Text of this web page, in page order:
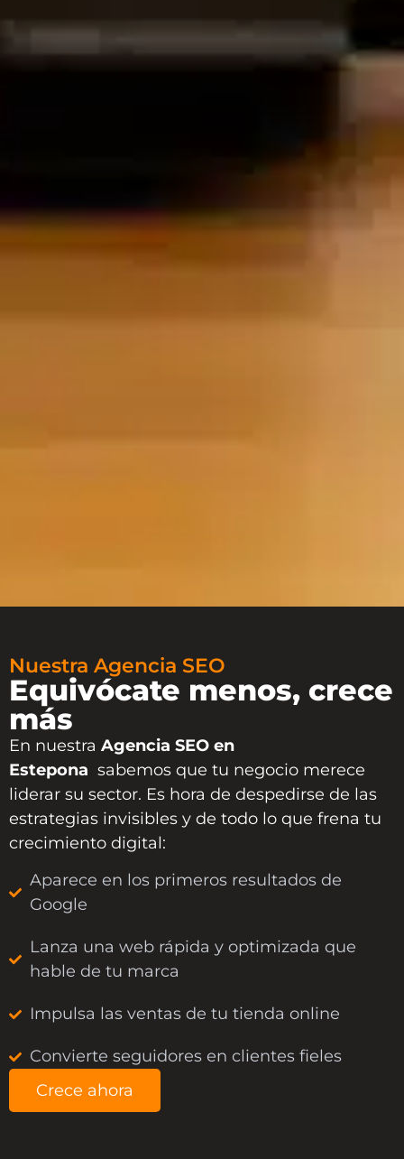
Nuestra Agencia SEO
Equivócate menos, crece
más
En nuestra Agencia SEO en
Estepona sabemos que tu negocio merece
liderar su sector. Es hora de despedirse de las
estrategias invisibles y de todo lo que frena tu
crecimiento digital:
Aparece en los primeros resultados de
Google
Lanza una web rápida y optimizada que
hable de tu marca
Impulsa las ventas de tu tienda online
Convierte seguidores en clientes fieles
Crece ahora